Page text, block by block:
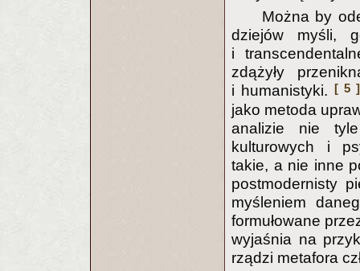
Można by
dziejów myśli,
i
zdążyły
i humanistyki.
[ 5 ]
jako metoda
analizie nie
kulturowych i
takie, a nie inne
postmodernisty
myśleniem
formułowane
wyjaśnia na
rządzi metafora